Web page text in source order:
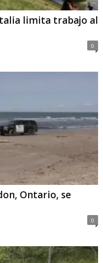
limita trabajo al
0
Ontario, se
0